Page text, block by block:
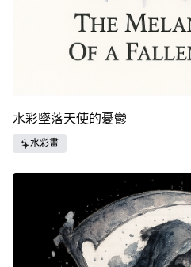
水彩墜落天使的憂鬱
水彩畫